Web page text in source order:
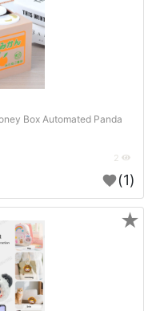
Box Automated Panda
(1)
★